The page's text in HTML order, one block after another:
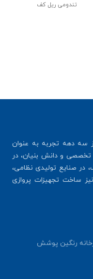
تندومی ریل کف
سه دهه تجربه به عنوان
و دانش بنیان، در
در صنایع تولیدی نظامی،
ساخت تجهیزات پروازی